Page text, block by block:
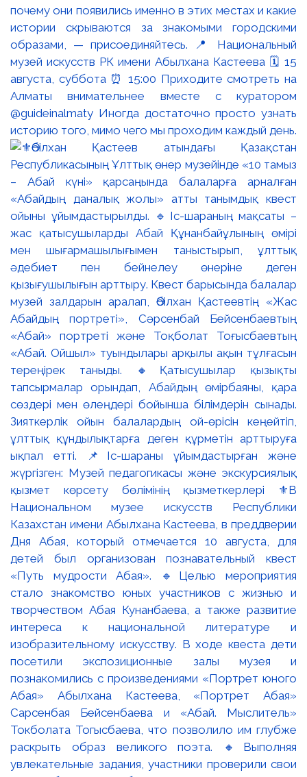
почему они появились именно в этих местах и какие
истории скрываются за знакомыми городскими
образами, — присоединяйтесь. 📍 Национальный
музей искусств РК имени Абылхана Кастеева 🗓 15
августа, суббота ⏰ 15:00 Приходите смотреть на
Алматы внимательнее вместе с куратором
@guideinalmaty Иногда достаточно просто узнать
историю того, мимо чего мы проходим каждый день.